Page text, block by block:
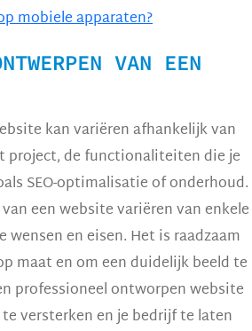
mobiele apparaten?
VAN EEN
kan variëren afhankelijk van
project, de functionaliteiten die je
SEO-optimalisatie of onderhoud.
een website variëren van enkele
en eisen. Het is raadzaam
maat en om een duidelijk beeld te
professioneel ontworpen website
versterken en je bedrijf te laten